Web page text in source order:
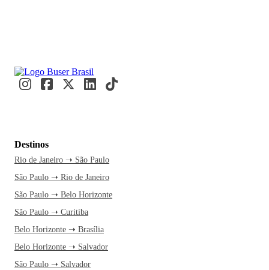
Destinos
Rio de Janeiro ➝ São Paulo
São Paulo ➝ Rio de Janeiro
São Paulo ➝ Belo Horizonte
São Paulo ➝ Curitiba
Belo Horizonte ➝ Brasília
Belo Horizonte ➝ Salvador
São Paulo ➝ Salvador